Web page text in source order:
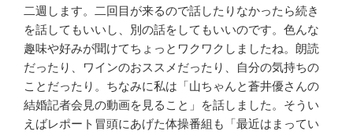
二週します。二回目が来るので話したりなかったら続き
を話してもいいし、別の話をしてもいいのです。色んな
趣味や好みが聞けてちょっとワクワクしましたね。朗読
だったり、ワインのおススメだったり、自分の気持ちの
ことだったり。ちなみに私は「山ちゃんと蒼井優さんの
結婚記者会見の動画を見ること」を話しました。そうい
えばレポート冒頭にあげた体操番組も「最近はまってい